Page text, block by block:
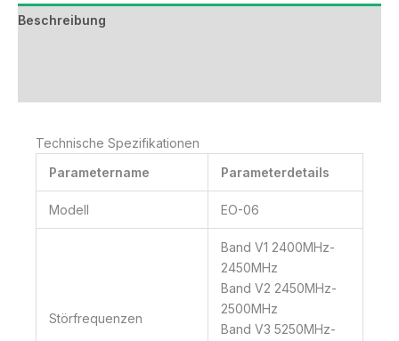
Beschreibung
Technische Spezifikationen
Parametername
Parameterdetails
Modell EO-06
Störfrequenzen
Band V1 2400MHz-
2450MHz
Band V2 2450MHz-
2500MHz
Band V3 5250MHz-